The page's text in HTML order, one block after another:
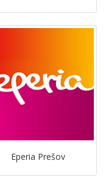
Eperia Prešov